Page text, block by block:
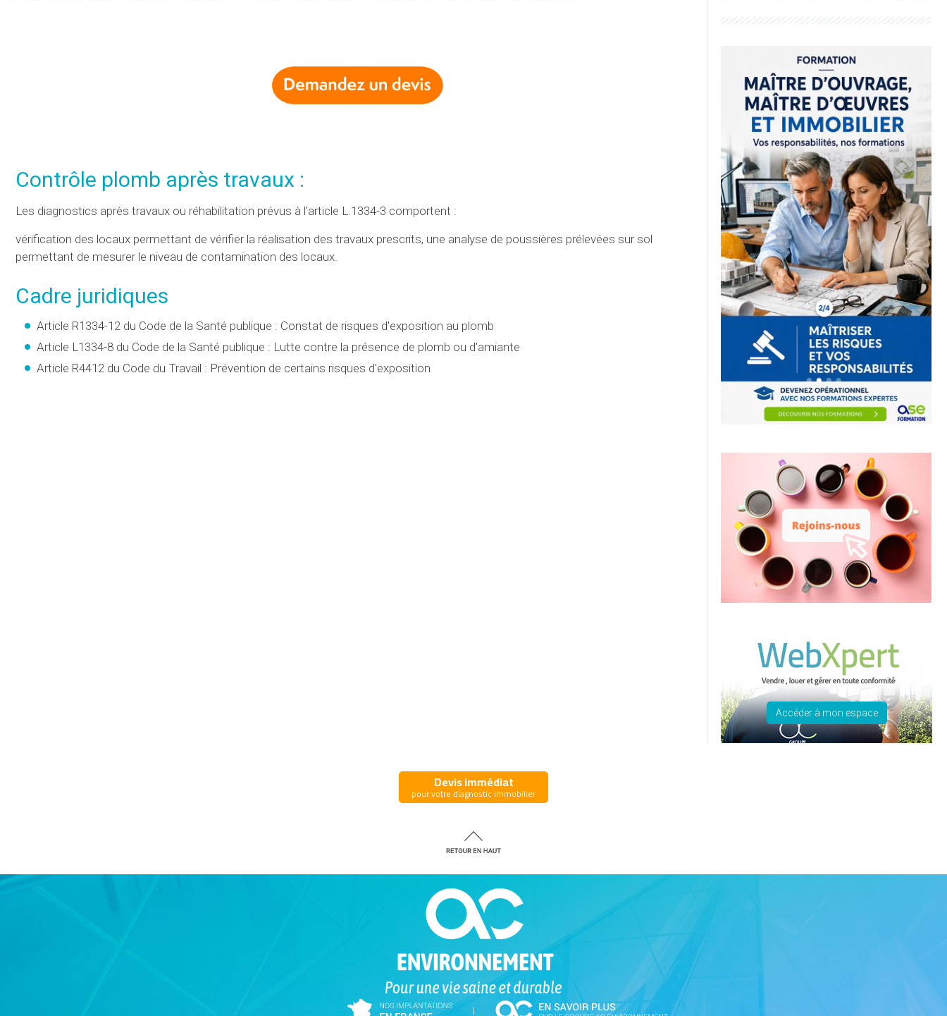
Contrôle plomb après travaux :
Les diagnostics après travaux ou réhabilitation prévus à l'article L.1334-3 comportent :
vérification des locaux permettant de vérifier la réalisation des travaux prescrits, une analyse de poussières prélevées sur sol
permettant de mesurer le niveau de contamination des locaux.
Cadre juridiques
Article R1334-12 du Code de la Santé publique : Constat de risques d'exposition au plomb
Article L1334-8 du Code de la Santé publique : Lutte contre la présence de plomb ou d'amiante
Article R4412 du Code du Travail : Prévention de certains risques d'exposition
Accéder à mon espace
Devis immédiat
pour votre diagnostic immobilier
|